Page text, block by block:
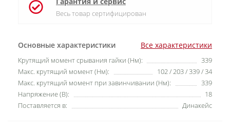
Основные характеристики Все характеристики
Крутящий момент срывания гайки (Нм):
339
Макс. крутящий момент (Нм):
102 / 203 / 339 / 34
Макс. крутящий момент при завинчивании (Нм):
339
Напряжение (В):
18
Поставляется в:
Динакейс
Весь товар сертифицирован